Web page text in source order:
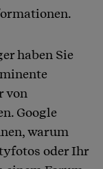
haben Sie
von
Google
warum
oder Ihr